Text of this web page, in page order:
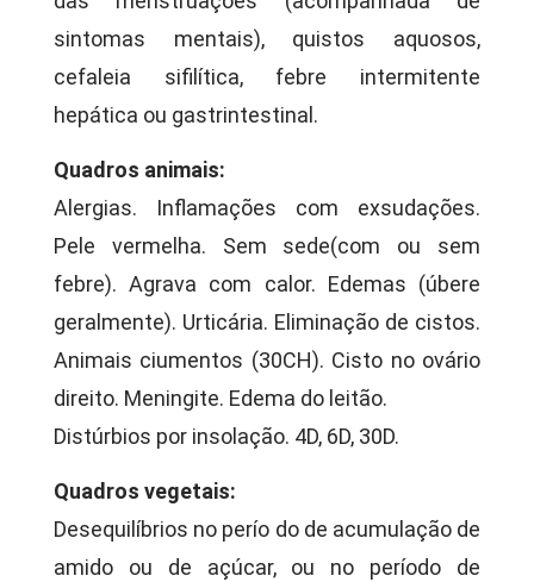
sintomas mentais), quistos aquosos,
cefaleia sifilítica, febre intermitente
hepática ou gastrintestinal.
Quadros animais:
Alergias. Inflamações com exsudações.
Pele vermelha. Sem sede(com ou sem
febre). Agrava com calor. Edemas (úbere
geralmente). Urticária. Eliminação de cistos.
Animais ciumentos (30CH). Cisto no ovário
direito. Meningite. Edema do leitão.
Distúrbios por insolação. 4D, 6D, 30D.
Quadros vegetais:
Desequilíbrios no perío do de acumulação de
amido ou de açúcar, ou no período de